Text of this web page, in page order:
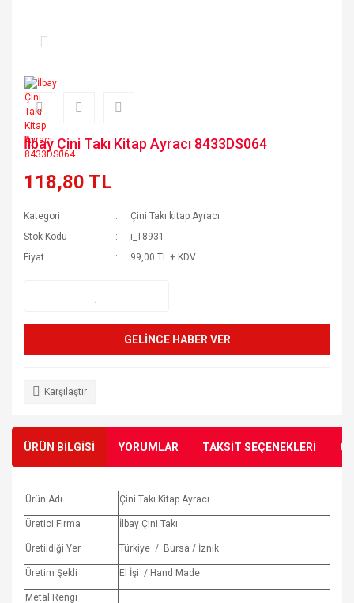
İlbay Çini Takı Kitap Ayracı 8433DS064
118,80 TL
Kategori
Çini Takı kitap Ayracı
Stok Kodu
i_T8931
Fiyat
99,00 TL + KDV
GELİNCE HABER VER
Karşılaştır
ÜRÜN BİLGİSİ YORUMLAR TAKSİT SEÇENEKLERİ
Ürün Adı Çini Takı Kitap Ayracı
Üretici Firma İlbay Çini Takı
Üretildiği Yer Türkiye / Bursa / İznik
Üretim Şekli El İşi / Hand Made
Metal Rengi